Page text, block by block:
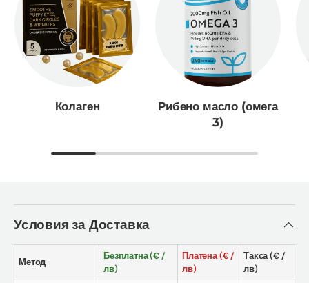
Колаген
Рибено масло (омега
3)
Условия за Доставка
Метод
Безплатна (€ /
лв)
Платена (€ /
лв)
Такса (€ /
лв)